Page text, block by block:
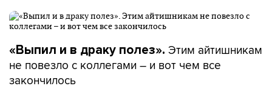
«Выпил и в драку полез». Этим айтишникам
не повезло с коллегами – и вот чем все
закончилось